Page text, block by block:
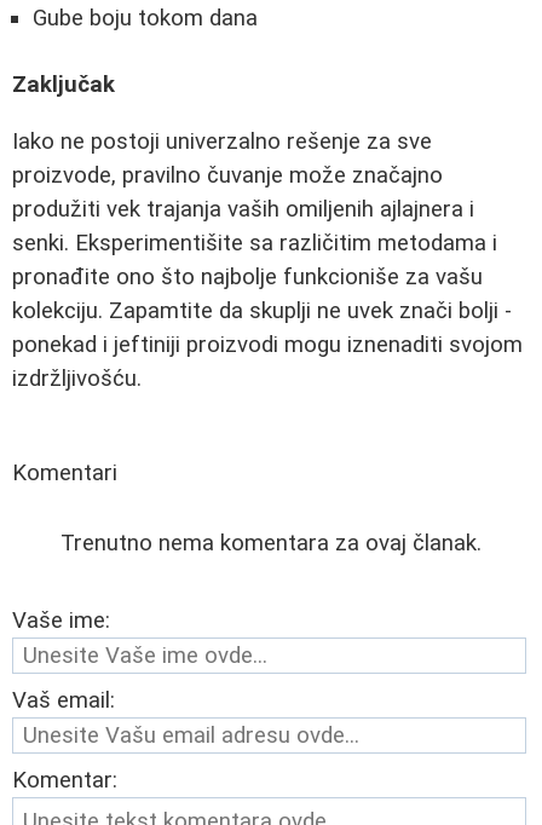
Gube boju tokom dana
Zaključak
Iako ne postoji univerzalno rešenje za sve
proizvode, pravilno čuvanje može značajno
produžiti vek trajanja vaših omiljenih ajlajnera i
senki. Eksperimentišite sa različitim metodama i
pronađite ono što najbolje funkcioniše za vašu
kolekciju. Zapamtite da skuplji ne uvek znači bolji -
ponekad i jeftiniji proizvodi mogu iznenaditi svojom
izdržljivošću.
Komentari
Trenutno nema komentara za ovaj članak.
Vaše ime:
Vaš email:
Komentar: